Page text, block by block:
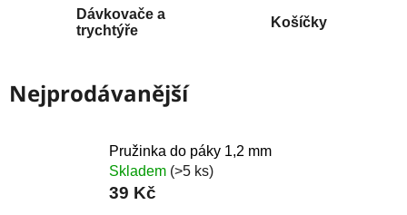
Dávkovače a
trychtýře
Košíčky
Nejprodávanější
Pružinka do páky 1,2 mm
Skladem (>5 ks)
39 Kč